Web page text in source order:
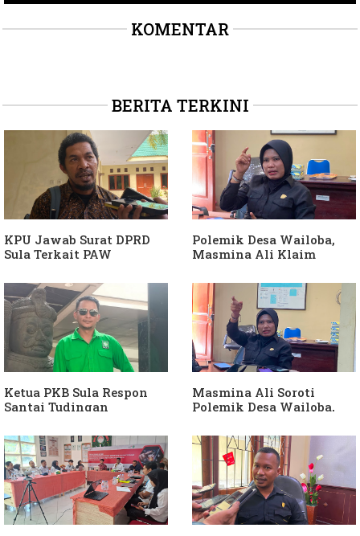
KOMENTAR
BERITA TERKINI
KPU Jawab Surat DPRD
Sula Terkait PAW
Hanura
Polemik Desa Wailoba,
Masmina Ali Klaim
Keterlibatan Ketua PKB
Sula
Ketua PKB Sula Respon
Santai Tudingan
Dia Kangen Saya
Masmina Ali Soroti
Polemik Desa Wailoba,
Keterlibatan Ketua PKB
Sula